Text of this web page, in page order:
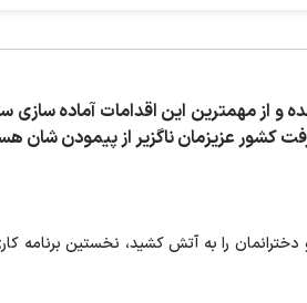
از مهمترین این اقدامات آماده سازی
کشور عزیزمان ناگزیر از پیمودن شان
را به آتش کشید، نخستین